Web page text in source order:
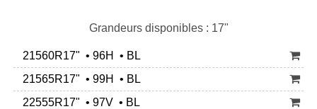
Grandeurs disponibles : 17"
21560R17" • 96H • BL
21565R17" • 99H • BL
22555R17" • 97V • BL